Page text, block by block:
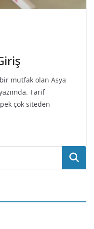
mutfak olan Asya
Tarif
çok siteden